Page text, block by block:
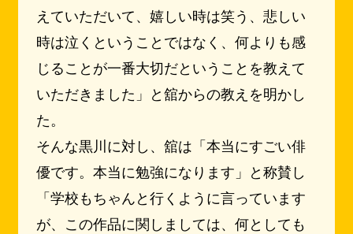
えていただいて、嬉しい時は笑う、悲しい
時は泣くということではなく、何よりも感
じることが一番大切だということを教えて
いただきました」と舘からの教えを明かし
た。
そんな黒川に対し、舘は「本当にすごい俳
優です。本当に勉強になります」と称賛し
「学校もちゃんと行くように言っています
が、この作品に関しましては、何としても